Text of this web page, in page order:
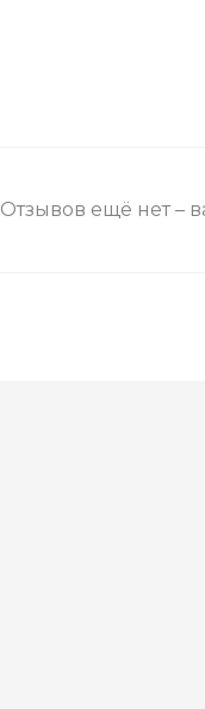
Отзывов ещё нет –